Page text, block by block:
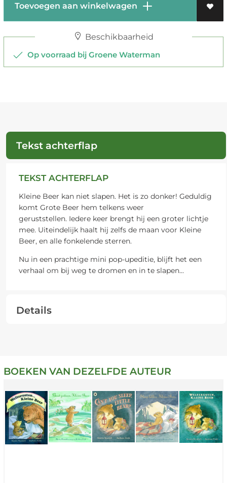
Toevoegen aan winkelwagen
Beschikbaarheid
Op voorraad bij Groene Waterman
Tekst achterflap
TEKST ACHTERFLAP
Kleine Beer kan niet slapen. Het is zo donker! Geduldig
komt Grote Beer hem telkens weer
geruststellen. Iedere keer brengt hij een groter lichtje
mee. Uiteindelijk haalt hij zelfs de maan voor Kleine
Beer, en alle fonkelende sterren.
Nu in een prachtige mini pop-upeditie, blijft het een
verhaal om bij weg te dromen en in te slapen...
Details
BOEKEN VAN DEZELFDE AUTEUR